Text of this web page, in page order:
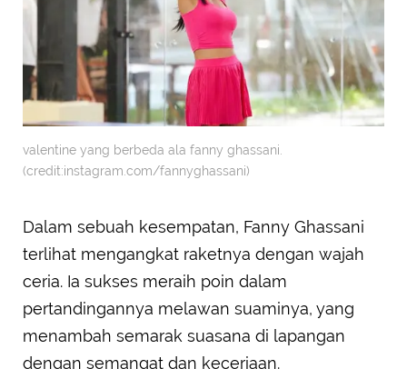
valentine yang berbeda ala fanny ghassani.
(credit:instagram.com/fannyghassani)
Dalam sebuah kesempatan, Fanny Ghassani
terlihat mengangkat raketnya dengan wajah
ceria. Ia sukses meraih poin dalam
pertandingannya melawan suaminya, yang
menambah semarak suasana di lapangan
dengan semangat dan keceriaan.